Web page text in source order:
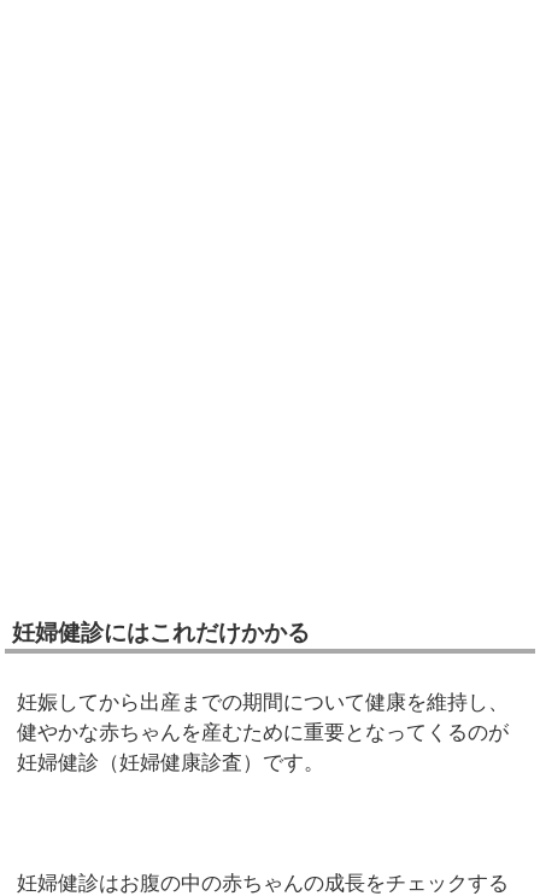
妊婦健診にはこれだけかかる
妊娠してから出産までの期間について健康を維持し、
健やかな赤ちゃんを産むために重要となってくるのが
妊婦健診（妊婦健康診査）です。
妊婦健診はお腹の中の赤ちゃんの成長をチェックする